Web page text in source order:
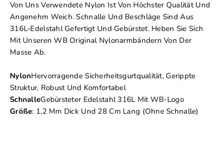
Von Uns Verwendete Nylon Ist Von Höchster Qualität Und
Angenehm Weich. Schnalle Und Beschläge Sind Aus
316L-Edelstahl Gefertigt Und Gebürstet. Heben Sie Sich
Mit Unseren WB Original Nylonarmbändern Von Der
Masse Ab.
NylonHervorragende Sicherheitsgurtqualität, Gerippte
Struktur, Robust Und Komfortabel
SchnalleGebürsteter Edelstahl 316L Mit WB-Logo
Größe: 1,2 Mm Dick Und 28 Cm Lang (ohne Schnalle)